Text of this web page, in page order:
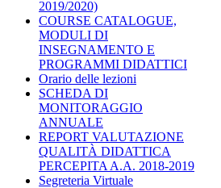
2019/2020)
COURSE CATALOGUE,
MODULI DI
INSEGNAMENTO E
PROGRAMMI DIDATTICI
Orario delle lezioni
SCHEDA DI
MONITORAGGIO
ANNUALE
REPORT VALUTAZIONE
QUALITÀ DIDATTICA
PERCEPITA A.A. 2018-2019
Segreteria Virtuale